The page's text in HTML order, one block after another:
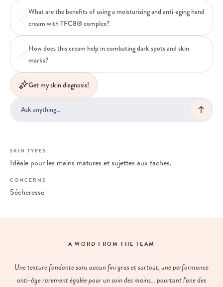
What are the benefits of using a moisturizing and anti-aging hand
cream with TFC8® complex?
How does this cream help in combating dark spots and skin
marks?
Get my skin diagnosis!
SKIN TYPES
Idéale pour les mains matures et sujettes aux taches.
CONCERNS
Sécheresse
A WORD FROM THE TEAM
Une texture fondante sans aucun fini gras et surtout, une performance
anti-âge rarement égalée pour un soin des mains... pourtant l'une des